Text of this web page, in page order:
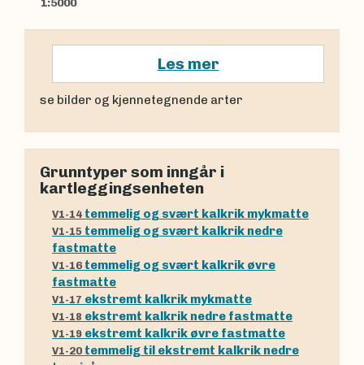
1:5000
Les mer
se bilder og kjennetegnende arter
Grunntyper som inngår i
kartleggingsenheten
V1-14 temmelig og svært kalkrik mykmatte
V1-15 temmelig og svært kalkrik nedre
fastmatte
V1-16 temmelig og svært kalkrik øvre
fastmatte
V1-17 ekstremt kalkrik mykmatte
V1-18 ekstremt kalkrik nedre fastmatte
V1-19 ekstremt kalkrik øvre fastmatte
V1-20 temmelig til ekstremt kalkrik nedre